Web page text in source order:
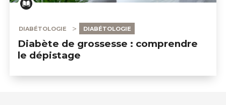
DIABÉTOLOGIE DIABÉTOLOGIE
Diabète de grossesse : comprendre
le dépistage